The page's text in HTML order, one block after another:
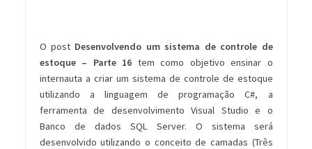
O post Desenvolvendo um sistema de controle de
estoque – Parte 16 tem como objetivo ensinar o
internauta a criar um sistema de controle de estoque
utilizando a linguagem de programação C#, a
ferramenta de desenvolvimento Visual Studio e o
Banco de dados SQL Server. O sistema será
desenvolvido utilizando o conceito de camadas (Três